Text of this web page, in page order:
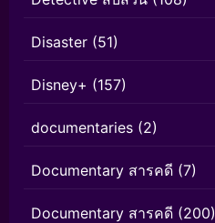
Disaster (51)
Disney+ (157)
documentaries (2)
Documentary สารคดี (7)
Documentary สารคดี (200)